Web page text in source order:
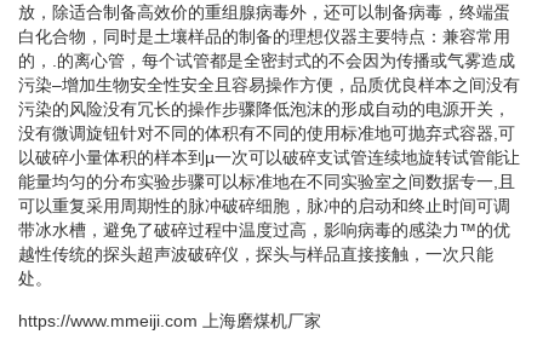
放，除适合制备高效价的重组腺病毒外，还可以制备病毒，终端蛋
白化合物，同时是土壤样品的制备的理想仪器主要特点：兼容常用
的，.的离心管，每个试管都是全密封式的不会因为传播或气雾造成
污染–增加生物安全性安全且容易操作方便，品质优良样本之间没有
污染的风险没有冗长的操作步骤降低泡沫的形成自动的电源开关，
没有微调旋钮针对不同的体积有不同的使用标准地可抛弃式容器,可
以破碎小量体积的样本到µ一次可以破碎支试管连续地旋转试管能让
能量均匀的分布实验步骤可以标准地在不同实验室之间数据专一,且
可以重复采用周期性的脉冲破碎细胞，脉冲的启动和终止时间可调
带冰水槽，避免了破碎过程中温度过高，影响病毒的感染力™的优
越性传统的探头超声波破碎仪，探头与样品直接接触，一次只能
处。
https://www.mmeiji.com 上海磨煤机厂家